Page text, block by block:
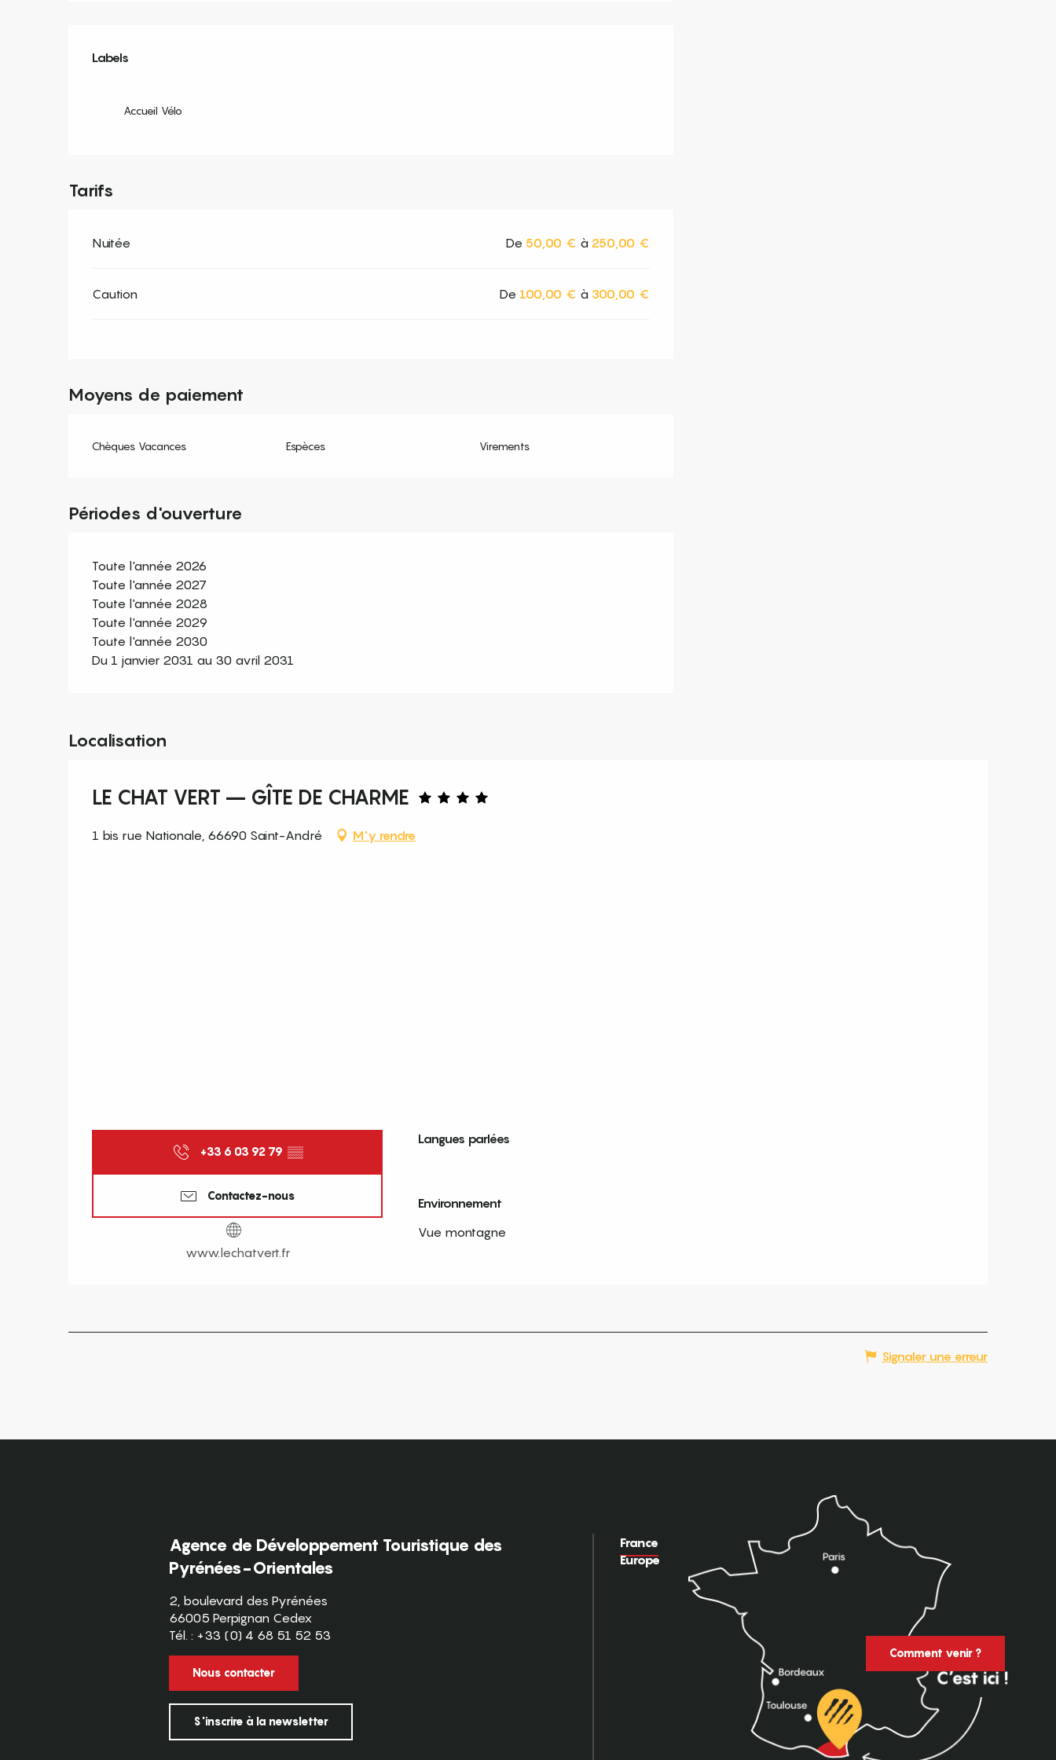
Offres de prestations
Labels
Labels
Accueil Vélo
Tarifs
Nuitée De 50,00 € à 250,00 €
Caution De 100,00 € à 300,00 €
Moyens de paiement
Chèques Vacances Espèces Virements
Périodes d'ouverture
Toute l'année 2026
Toute l'année 2027
Toute l'année 2028
Toute l'année 2029
Toute l'année 2030
Du 1 janvier 2031 au 30 avril 2031
Localisation
LE CHAT VERT – GÎTE DE CHARME
1 bis rue Nationale, 66690 Saint-André M'y rendre
+33 6 03 92 79 ▒▒
Contactez-nous
www.lechatvert.fr
Langues parlées
Langues parlées
Environnement
Environnement
Vue montagne
Signaler une erreur
Agence de Développement Touristique des
Pyrénées-Orientales
2, boulevard des Pyrénées
66005 Perpignan Cedex
Tél. : +33 (0) 4 68 51 52 53
Nous contacter
S'inscrire à la newsletter
France
Europe
Comment venir ?